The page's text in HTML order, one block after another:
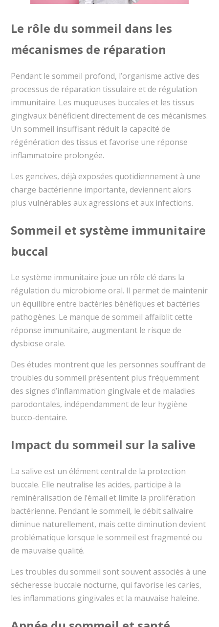
Le rôle du sommeil dans les
mécanismes de réparation
Pendant le sommeil profond, l’organisme active des
processus de réparation tissulaire et de régulation
immunitaire. Les muqueuses buccales et les tissus
gingivaux bénéficient directement de ces mécanismes.
Un sommeil insuffisant réduit la capacité de
régénération des tissus et favorise une réponse
inflammatoire prolongée.
Les gencives, déjà exposées quotidiennement à une
charge bactérienne importante, deviennent alors
plus vulnérables aux agressions et aux infections.
Sommeil et système immunitaire
buccal
Le système immunitaire joue un rôle clé dans la
régulation du microbiome oral. Il permet de maintenir
un équilibre entre bactéries bénéfiques et bactéries
pathogènes. Le manque de sommeil affaiblit cette
réponse immunitaire, augmentant le risque de
dysbiose orale.
Des études montrent que les personnes souffrant de
troubles du sommeil présentent plus fréquemment
des signes d’inflammation gingivale et de maladies
parodontales, indépendamment de leur hygiène
bucco-dentaire.
Impact du sommeil sur la salive
La salive est un élément central de la protection
buccale. Elle neutralise les acides, participe à la
reminéralisation de l’émail et limite la prolifération
bactérienne. Pendant le sommeil, le débit salivaire
diminue naturellement, mais cette diminution devient
problématique lorsque le sommeil est fragmenté ou
de mauvaise qualité.
Les troubles du sommeil sont souvent associés à une
sécheresse buccale nocturne, qui favorise les caries,
les inflammations gingivales et la mauvaise haleine.